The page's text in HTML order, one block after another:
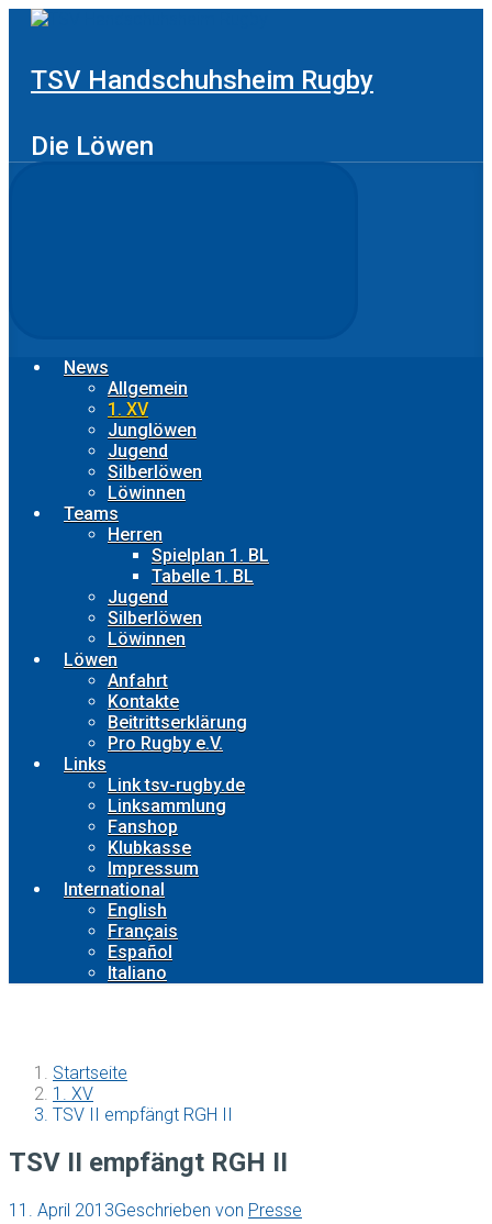
Zum
TSV Handschuhsheim Rugby
Die Löwen
News
Allgemein
1. XV
Junglöwen
Jugend
Silberlöwen
Löwinnen
Teams
Herren
Spielplan 1. BL
Tabelle 1. BL
Jugend
Silberlöwen
Löwinnen
Löwen
Anfahrt
Kontakte
Beitrittserklärung
Pro Rugby e.V.
Links
Link tsv-rugby.de
Linksammlung
Fanshop
Klubkasse
Impressum
International
English
Français
Español
Italiano
Startseite
1. XV
TSV II empfängt RGH II
TSV II empfängt RGH II
11. April 2013Geschrieben von Presse